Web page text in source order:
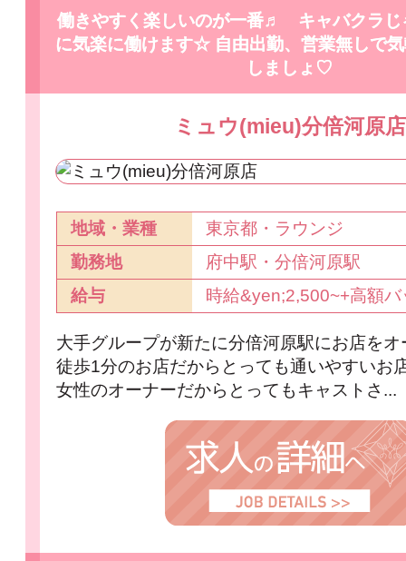
働きやすく楽しいのが一番♬ キャバクラじ
に気楽に働けます☆ 自由出勤、営業無しで
しましょ♡
ミュウ(mieu)分倍河原店
地域・業種
東京都・ラウンジ
勤務地
府中駅・分倍河原駅
給与
時給&yen;2,500~+高額バ
大手グループが新たに分倍河原駅にお店を
徒歩1分のお店だからとっても通いやすいお店です
女性のオーナーだからとってもキャストさ...